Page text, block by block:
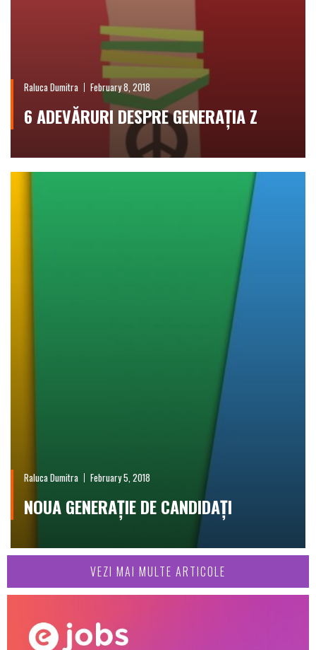
Raluca Dumitra February 8, 2018
6 ADEVĂRURI DESPRE GENERAȚIA Z
Raluca Dumitra February 5, 2018
NOUA GENERAȚIE DE CANDIDAȚI
VEZI MAI MULTE ARTICOLE